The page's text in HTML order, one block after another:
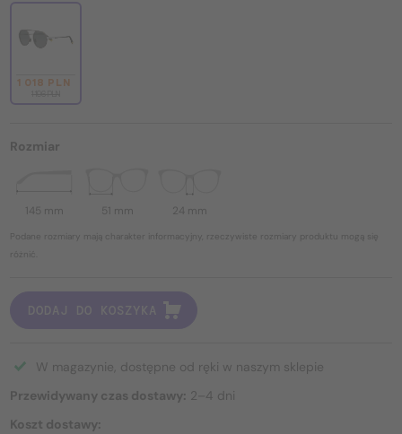
1 018 PLN
Rozmiar
145 mm 51 mm 24 mm
Podane rozmiary mają charakter informacyjny, rzeczywiste rozmiary produktu mogą się
różnić.
DODAJ DO KOSZYKA
W magazynie, dostępne od ręki w naszym sklepie
Przewidywany czas dostawy: 2–4 dni
Koszt dostawy: